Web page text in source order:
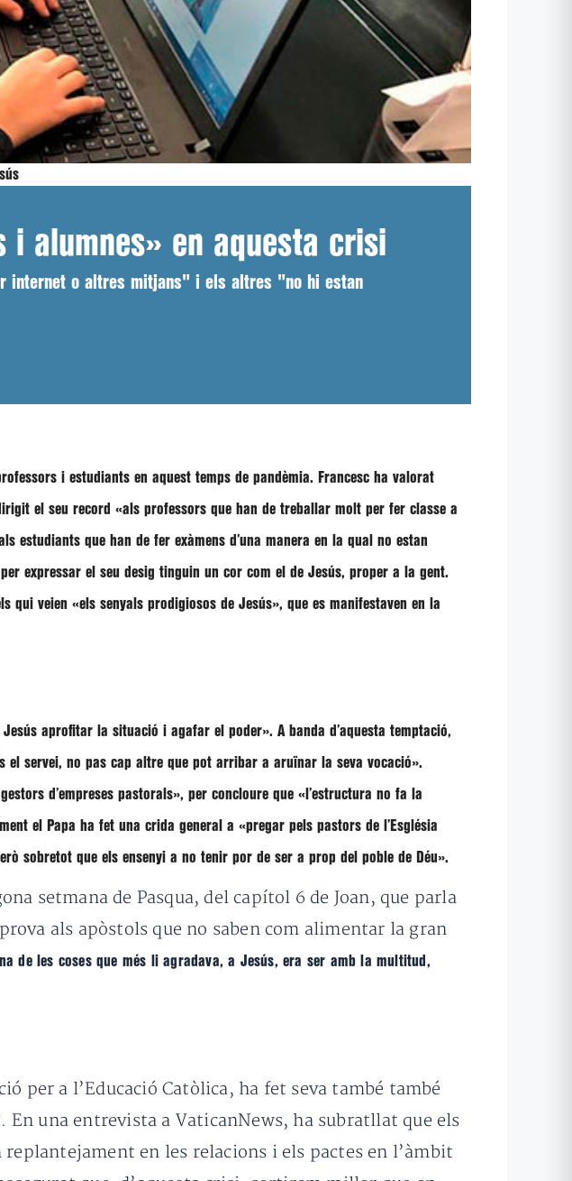
i alumnes» en aquesta crisi
internet o altres mitjans" i els altres "no hi estan
i estudiants en aquest temps de pandèmia. Francesc ha valorat
el seu record «als professors que han de treballar molt per fer classe a
estudiants que han de fer exàmens d’una manera en la qual no estan
expressar el seu desig tinguin un cor com el de Jesús, proper a la gent.
qui veien «els senyals prodigiosos de Jesús», que es manifestaven en la
aprofitar la situació i agafar el poder». A banda d’aquesta temptació,
el servei, no pas cap altre que pot arribar a aruïnar la seva vocació».
d’empreses pastorals», per concloure que «l’estructura no fa la
el Papa ha fet una crida general a «pregar pels pastors de l’Església
sobretot que els ensenyi a no tenir por de ser a prop del poble de Déu».
setmana de Pasqua, del capítol 6 de Joan, que parla
als apòstols que no saben com alimentar la gran
de les coses que més li agradava, a Jesús, era ser amb la multitud,
per a l’Educació Catòlica, ha fet seva també també
En una entrevista a VaticanNews, ha subratllat que els
en les relacions i els pactes en l’àmbit